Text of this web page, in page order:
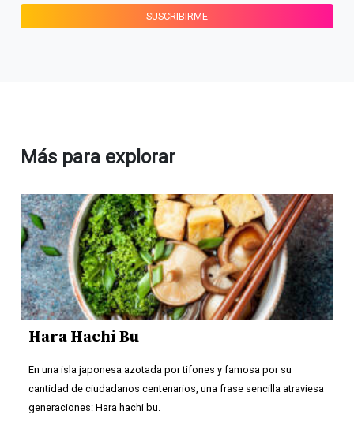
Más para explorar
Hara Hachi Bu
En una isla japonesa azotada por tifones y famosa por su
cantidad de ciudadanos centenarios, una frase sencilla atraviesa
generaciones: Hara hachi bu.